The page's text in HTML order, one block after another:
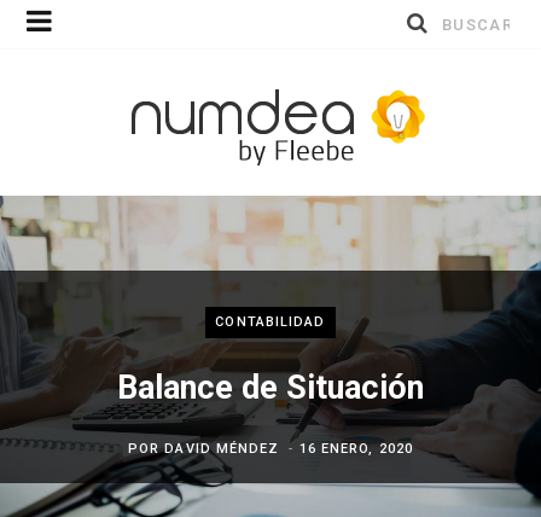
Buscar
CONTABILIDAD
Balance de Situación
PORDAVID MÉNDEZ 16 ENERO, 2020